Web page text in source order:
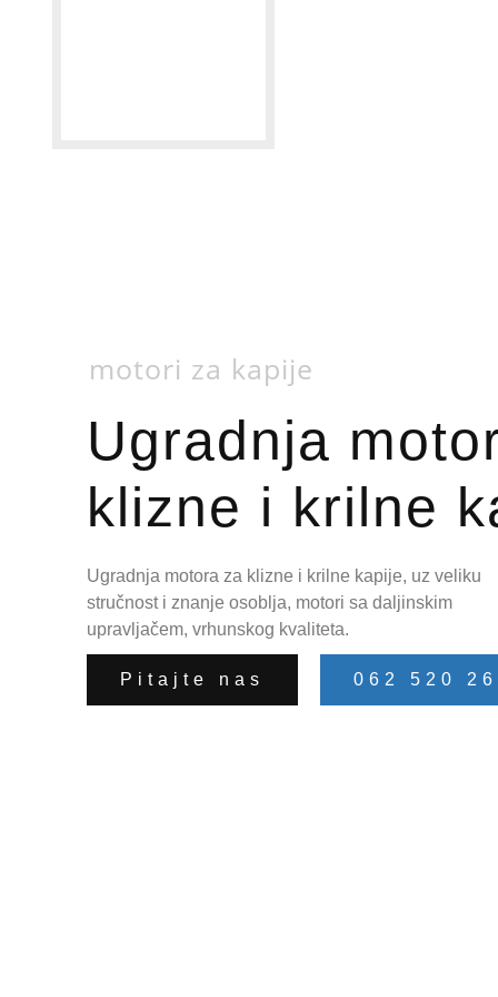
motori za kapije
Ugradnja
klizne i krilne
Ugradnja motora za klizne i krilne kapije, uz veliku
stručnost i znanje osoblja, motori sa daljinskim
upravljačem, vrhunskog kvaliteta.
Pitajte nas 062 520